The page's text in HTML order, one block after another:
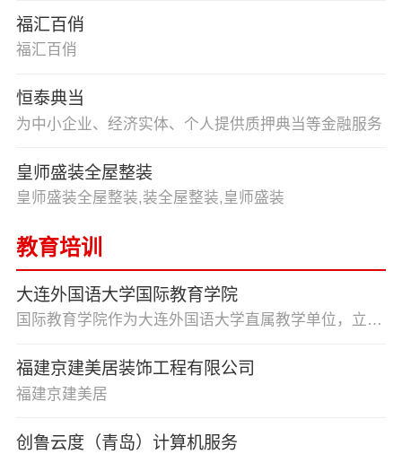
福汇百俏
福汇百俏
恒泰典当
为中小企业、经济实体、个人提供质押典当等金融服务
皇师盛装全屋整装
皇师盛装全屋整装,装全屋整装,皇师盛装
教育培训
大连外国语大学国际教育学院
国际教育学院作为大连外国语大学直属教学单位，立足大连外国语大学专业化、国际化办学资源优势，秉持“开放办学、共享发展、创新管理、服务社会”的办学理念，整合中外优质教育资源，形成学历教育、留学服务和多领域培训相互衔接的教育体系，服务地方经济社会发展，教职员工近100人，构建了“学院搭台、中心管理、部门运营”的新管理格局，形成了国际化特色鲜明的教育生态。复合培养部，以服务为宗旨，以就业为导向，积极响应国家职业教育改革实施方案的号召，挖掘整合校地优势办学资源，建设特色专业群，校企共推教学改革，完善特色人才培养体系，深化职业教育产教双向融合，不断深化办学内涵，创新人才培养模式，走出一条具有大连外国语大学特色的职业教育发展之路。
福建京建美居装饰工程有限公司
福建京建美居
创鲁云度（青岛）计算机服务